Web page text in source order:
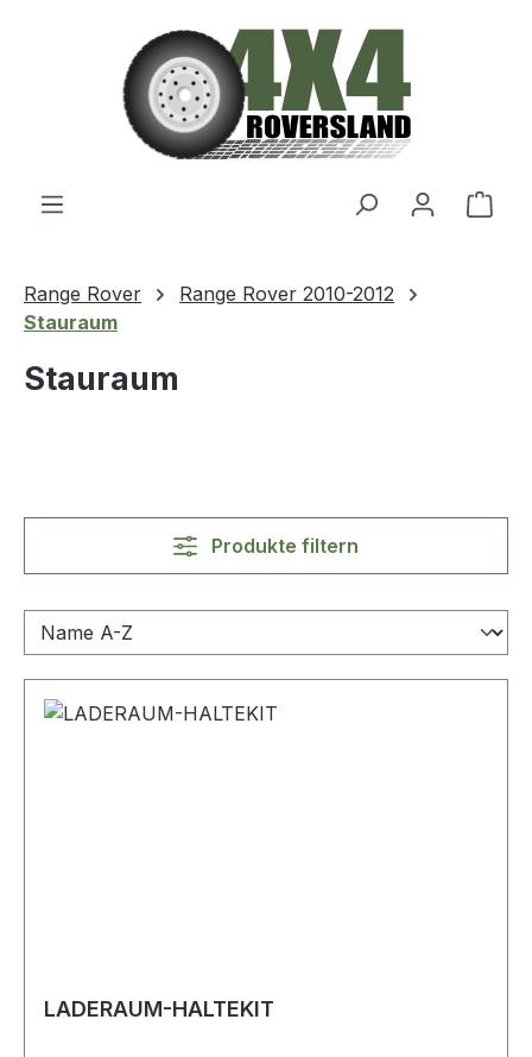
Zum Hauptinhalt springen
Range Rover
Range Rover 2010-2012
Stauraum
Stauraum
Produkte filtern
LADERAUM-HALTEKIT